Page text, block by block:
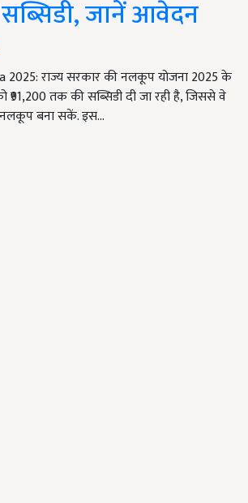
जानें आवेदन
2025: राज्य सरकार की नलकूप योजना 2025 के
₹91,200 तक की सब्सिडी दी जा रही है, जिससे वे
बना सकें. इस…